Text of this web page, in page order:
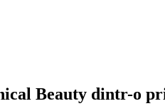
Beauty dintr-o